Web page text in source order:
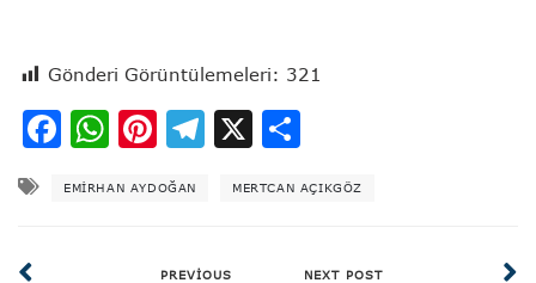
Gönderi Görüntülemeleri: 321
Facebook
WhatsApp
Pinterest
Telegram
X
EMİRHAN AYDOĞAN MERTCAN AÇIKGÖZ
PREVIOUS NEXT POST